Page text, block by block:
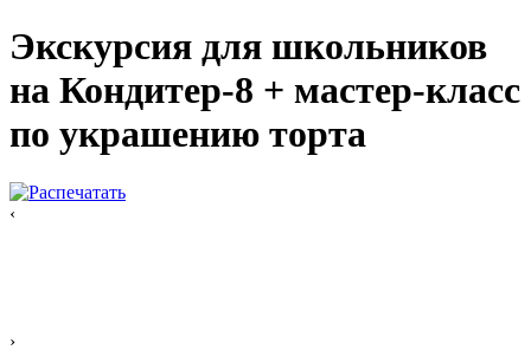
Экскурсия для школьников
на Кондитер-8 + мастер-класс
по украшению торта
‹
›